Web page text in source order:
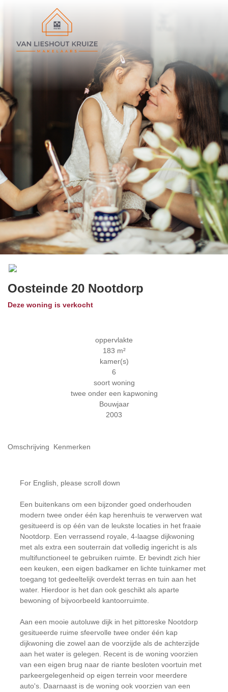
Oosteinde 20 Nootdorp
Deze woning is verkocht
oppervlakte
183 m²
kamer(s)
6
soort woning
twee onder een kapwoning
Bouwjaar
2003
Omschrijving Kenmerken
For English, please scroll down
Een buitenkans om een bijzonder goed onderhouden
modern twee onder één kap herenhuis te verwerven wat
gesitueerd is op één van de leukste locaties in het fraaie
Nootdorp. Een verrassend royale, 4-laagse dijkwoning
met als extra een souterrain dat volledig ingericht is als
multifunctioneel te gebruiken ruimte. Er bevindt zich hier
een keuken, een eigen badkamer en lichte tuinkamer met
toegang tot gedeeltelijk overdekt terras en tuin aan het
water. Hierdoor is het dan ook geschikt als aparte
bewoning of bijvoorbeeld kantoorruimte.
Aan een mooie autoluwe dijk in het pittoreske Nootdorp
gesitueerde ruime sfeervolle twee onder één kap
dijkwoning die zowel aan de voorzijde als de achterzijde
aan het water is gelegen. Recent is de woning voorzien
van een eigen brug naar de riante besloten voortuin met
parkeergelegenheid op eigen terrein voor meerdere
auto's. Daarnaast is de woning ook voorzien van een